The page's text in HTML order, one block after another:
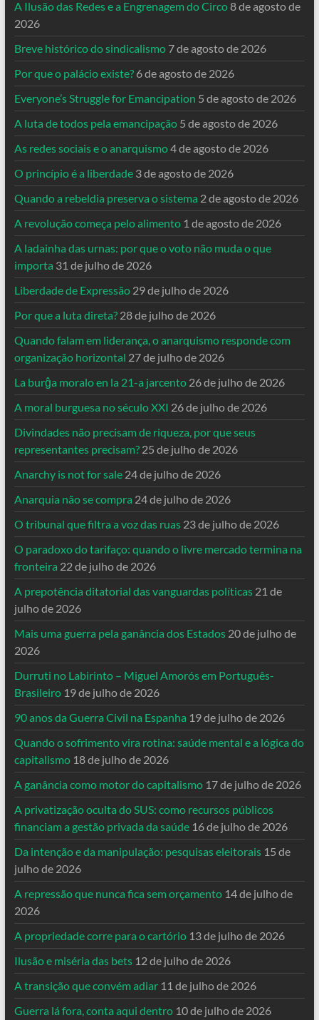
A Ilusão das Redes e a Engrenagem do Circo8 de agosto de
2026
Breve histórico do sindicalismo 7 de agosto de 2026
Por que o palácio existe? 6 de agosto de 2026
Everyone’s Struggle for Emancipation 5 de agosto de 2026
A luta de todos pela emancipação 5 de agosto de 2026
As redes sociais e o anarquismo4 de agosto de 2026
O princípio é a liberdade 3 de agosto de 2026
Quando a rebeldia preserva o sistema 2 de agosto de 2026
A revolução começa pelo alimento 1 de agosto de 2026
A ladainha das urnas: por que o voto não muda o que
importa 31 de julho de 2026
Liberdade de Expressão 29 de julho de 2026
Por que a luta direta? 28 de julho de 2026
Quando falam em liderança, o anarquismo responde com
organização horizontal 27 de julho de 2026
La burĝa moralo en la 21-a jarcento 26 de julho de 2026
A moral burguesa no século XXI 26 de julho de 2026
Divindades não precisam de riqueza, por que seus
representantes precisam? 25 de julho de 2026
Anarchy is not for sale 24 de julho de 2026
Anarquia não se compra 24 de julho de 2026
O tribunal que filtra a voz das ruas 23 de julho de 2026
O paradoxo do tarifaço: quando o livre mercado termina na
fronteira 22 de julho de 2026
A prepotência ditatorial das vanguardas políticas 21 de
julho de 2026
Mais uma guerra pela ganância dos Estados 20 de julho de
2026
Durruti no Labirinto – Miguel Amorós em Português-
Brasileiro 19 de julho de 2026
90 anos da Guerra Civil na Espanha 19 de julho de 2026
Quando o sofrimento vira rotina: saúde mental e a lógica do
capitalismo 18 de julho de 2026
A ganância como motor do capitalismo 17 de julho de 2026
A privatização oculta do SUS: como recursos públicos
financiam a gestão privada da saúde 16 de julho de 2026
Da intenção e da manipulação: pesquisas eleitorais 15 de
julho de 2026
A repressão que nunca fica sem orçamento 14 de julho de
2026
A propriedade corre para o cartório 13 de julho de 2026
Ilusão e miséria das bets 12 de julho de 2026
A transição que convém adiar 11 de julho de 2026
Guerra lá fora, conta aqui dentro 10 de julho de 2026